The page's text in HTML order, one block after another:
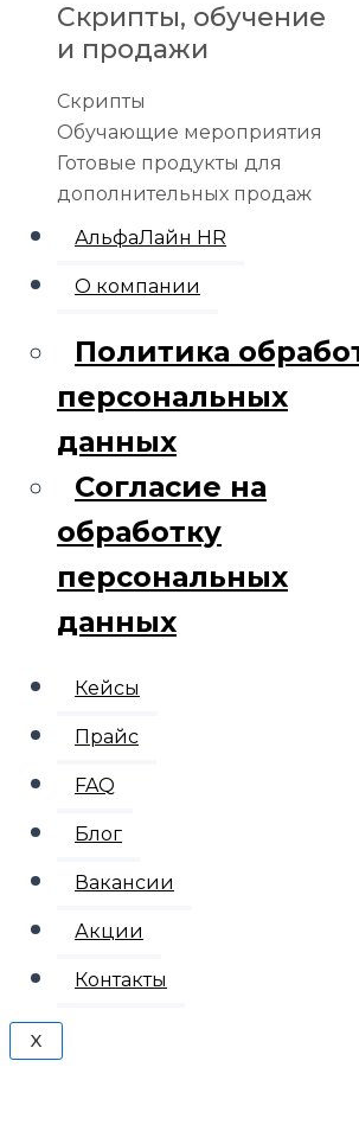
Скрипты, обучение
и продажи
Скрипты
Обучающие мероприятия
Готовые продукты для
дополнительных продаж
АльфаЛайн HR
О компании
Политика
персональных
данных
Согласие на
обработку
персональных
данных
Кейсы
Прайс
FAQ
Блог
Вакансии
Акции
Контакты
X